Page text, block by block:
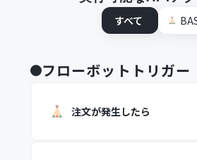
すべて
フローボットトリガー
注文が発生したら